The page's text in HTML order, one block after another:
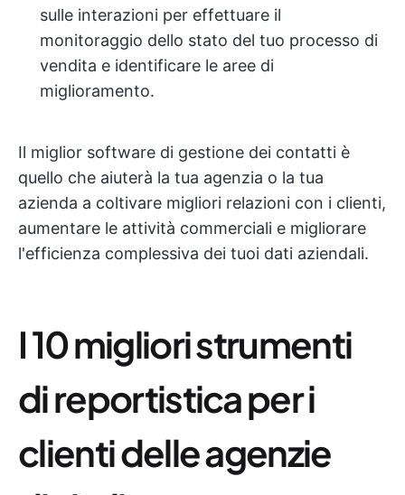
sulle interazioni per effettuare il
monitoraggio dello stato del tuo processo di
vendita e identificare le aree di
miglioramento.
Il miglior software di gestione dei contatti è
quello che aiuterà la tua agenzia o la tua
azienda a coltivare migliori relazioni con i clienti,
aumentare le attività commerciali e migliorare
l'efficienza complessiva dei tuoi dati aziendali.
I 10 migliori strumenti
di reportistica per i
clienti delle agenzie